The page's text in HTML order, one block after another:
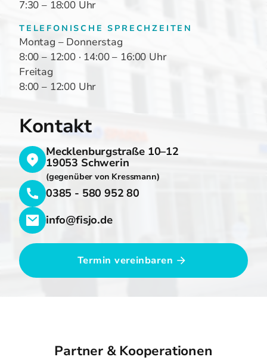
Montag – Donnerstag
8:00 – 12:00 · 14:00 – 16:00 Uhr
Freitag
8:00 – 12:00 Uhr
Kontakt
19053 Schwerin
(gegenüber von Kressmann)
0385 - 580 952 80
Partner & Kooperationen